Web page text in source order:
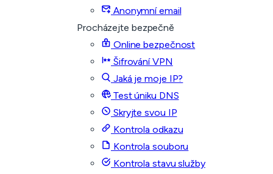
Anonymní email
Procházejte bezpečně
Online bezpečnost
Šifrování VPN
Jaká je moje IP?
Test úniku DNS
Skryjte svou IP
Kontrola odkazu
Kontrola souboru
Kontrola stavu služby